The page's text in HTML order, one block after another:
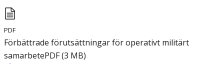
PDF
Förbättrade förutsättningar för operativt militärt
samarbetePDF(3 MB)